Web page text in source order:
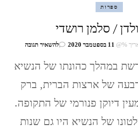
ספרות
/ סלמן רושדי
%@ 11 בספטמבר 2020 להשאיר תגובהבנושא
גולדן
סלמן
במהלך כהונתו של הנשיא
של ארצות הברית, ברק
דיוקן פנורמי של התקופה.
של הנשיא היו גם שנות